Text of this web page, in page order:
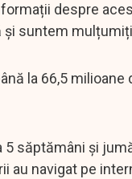
despre
suntem
la 66,5
săptămâni și
au navigat pe